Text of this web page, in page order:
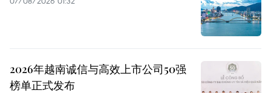
2026年越南诚信与高效上市公司50强
榜单正式发布